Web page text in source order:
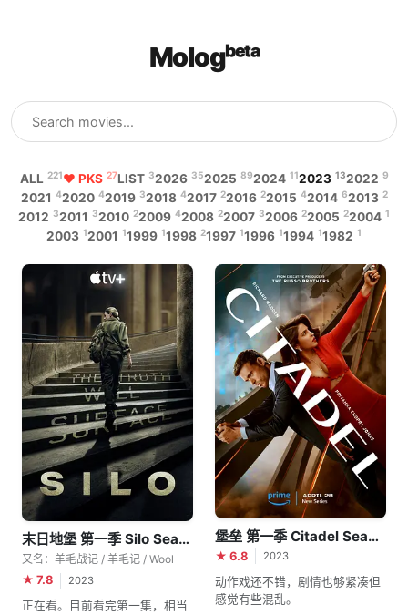
Mologᵇᵉᵗᵃ
ALL 221♥ PKS 27LIST 32026 352025 892024 112023 132022 9
2021 42020 42019 32018 42017 22016 22015 42014 62013 2
2012 32011 32010 22009 42008 22007 32006 22005 22004 1
2003 12001 11999 11998 21997 11996 11994 11982 1
末日地堡 第一季 Silo Season 1
又名：羊毛战记 / 羊毛记 / Wool
★ 7.8
2023
正在看。目前看完第一集，相当
堡垒 第一季 Citadel Season 1
★ 6.8 2023
动作戏还不错，剧情也够紧凑但
感觉有些混乱。